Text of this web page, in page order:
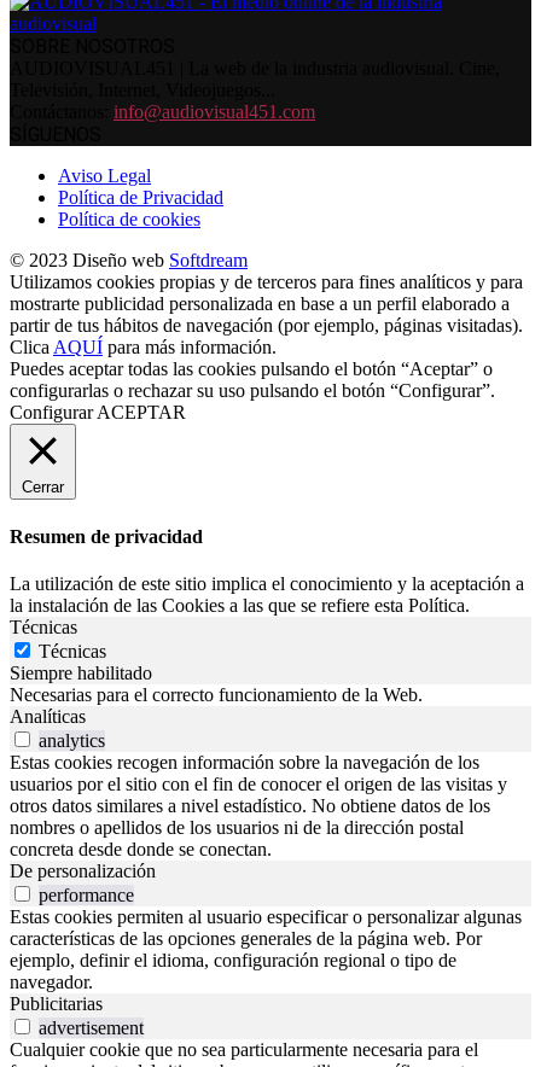
info@audiovisual451.com
Aviso Legal
Política de Privacidad
Política de cookies
© 2023 Diseño web Softdream
Utilizamos cookies propias y de terceros para fines analíticos y para
mostrarte publicidad personalizada en base a un perfil elaborado a
partir de tus hábitos de navegación (por ejemplo, páginas visitadas).
Clica AQUÍ para más información.
Puedes aceptar todas las cookies pulsando el botón “Aceptar” o
configurarlas o rechazar su uso pulsando el botón “Configurar”.
Configurar ACEPTAR
Cerrar
Resumen de privacidad
La utilización de este sitio implica el conocimiento y la aceptación a
la instalación de las Cookies a las que se refiere esta Política.
Técnicas
Técnicas
Siempre habilitado
Necesarias para el correcto funcionamiento de la Web.
Analíticas
analytics
Estas cookies recogen información sobre la navegación de los
usuarios por el sitio con el fin de conocer el origen de las visitas y
otros datos similares a nivel estadístico. No obtiene datos de los
nombres o apellidos de los usuarios ni de la dirección postal
concreta desde donde se conectan.
De personalización
performance
Estas cookies permiten al usuario especificar o personalizar algunas
características de las opciones generales de la página web. Por
ejemplo, definir el idioma, configuración regional o tipo de
navegador.
Publicitarias
advertisement
Cualquier cookie que no sea particularmente necesaria para el